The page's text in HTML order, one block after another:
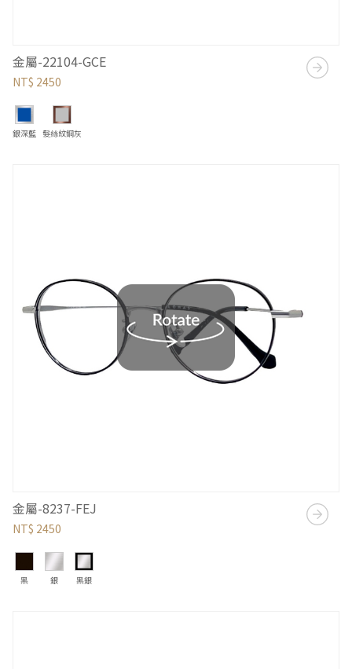
金屬-22104-GCE
NT$ 2450
銀深藍 髮絲紋銅灰
金屬-8237-FEJ
NT$ 2450
黑 銀 黑銀